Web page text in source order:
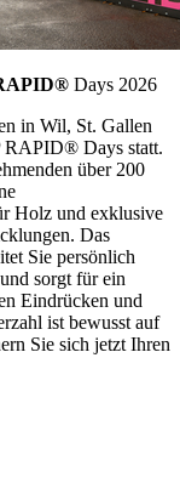
Days 2026
in Wil, St. Gallen
RAPID® Days statt.
über 200
Holz und exklusive
Das
Sie persönlich
sorgt für ein
Eindrücken und
ist bewusst auf
Sie sich jetzt Ihren